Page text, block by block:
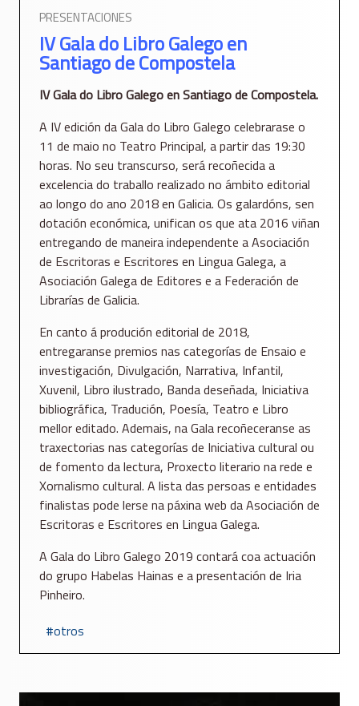
PRESENTACIONES
IV Gala do Libro Galego en
Santiago de Compostela
IV Gala do Libro Galego en Santiago de Compostela.
A IV edición da Gala do Libro Galego celebrarase o
11 de maio no Teatro Principal, a partir das 19:30
horas. No seu transcurso, será recoñecida a
excelencia do traballo realizado no ámbito editorial
ao longo do ano 2018 en Galicia. Os galardóns, sen
dotación económica, unifican os que ata 2016 viñan
entregando de maneira independente a Asociación
de Escritoras e Escritores en Lingua Galega, a
Asociación Galega de Editores e a Federación de
Librarías de Galicia.
En canto á produción editorial de 2018,
entregaranse premios nas categorías de Ensaio e
investigación, Divulgación, Narrativa, Infantil,
Xuvenil, Libro ilustrado, Banda deseñada, Iniciativa
bibliográfica, Tradución, Poesía, Teatro e Libro
mellor editado. Ademais, na Gala recoñeceranse as
traxectorias nas categorías de Iniciativa cultural ou
de fomento da lectura, Proxecto literario na rede e
Xornalismo cultural. A lista das persoas e entidades
finalistas pode lerse na páxina web da Asociación de
Escritoras e Escritores en Lingua Galega.
A Gala do Libro Galego 2019 contará coa actuación
do grupo Habelas Hainas e a presentación de Iria
Pinheiro.
otros